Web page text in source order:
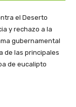
el Deserto
y rechazo a la
gubernamental
de las principales
de eucalipto